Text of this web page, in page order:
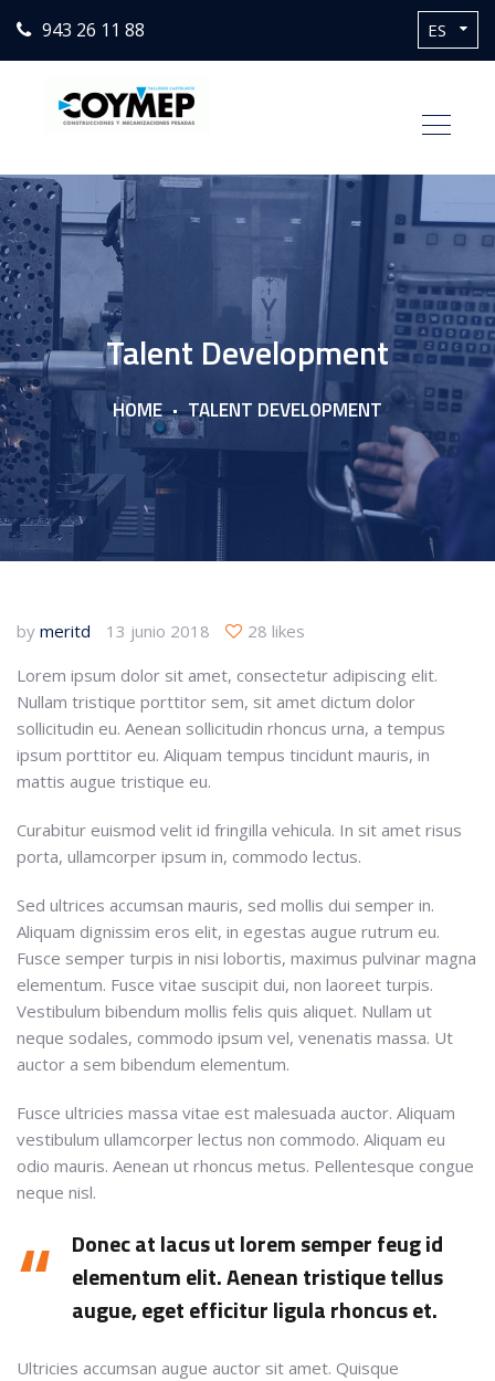
943 26 11 88
Talent Development
HOME TALENT DEVELOPMENT
by meritd 13 junio 2018
28 likes
Lorem ipsum dolor sit amet, consectetur adipiscing elit.
Nullam tristique porttitor sem, sit amet dictum dolor
sollicitudin eu. Aenean sollicitudin rhoncus urna, a tempus
ipsum porttitor eu. Aliquam tempus tincidunt mauris, in
mattis augue tristique eu.
Curabitur euismod velit id fringilla vehicula. In sit amet risus
porta, ullamcorper ipsum in, commodo lectus.
Sed ultrices accumsan mauris, sed mollis dui semper in.
Aliquam dignissim eros elit, in egestas augue rutrum eu.
Fusce semper turpis in nisi lobortis, maximus pulvinar magna
elementum. Fusce vitae suscipit dui, non laoreet turpis.
Vestibulum bibendum mollis felis quis aliquet. Nullam ut
neque sodales, commodo ipsum vel, venenatis massa. Ut
auctor a sem bibendum elementum.
Fusce ultricies massa vitae est malesuada auctor. Aliquam
vestibulum ullamcorper lectus non commodo. Aliquam eu
odio mauris. Aenean ut rhoncus metus. Pellentesque congue
neque nisl.
Donec at lacus ut lorem semper feug id
elementum elit. Aenean tristique tellus
augue, eget efficitur ligula rhoncus et.
Ultricies accumsan augue auctor sit amet. Quisque